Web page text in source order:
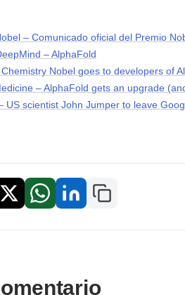
– Comunicado oficial del Premio
– AlphaFold
Nobel goes to developers of
– AlphaFold gets an upgrade
US scientist John Jumper to leave
X / TwitterWhatsAppLinkedInCopiar enlace